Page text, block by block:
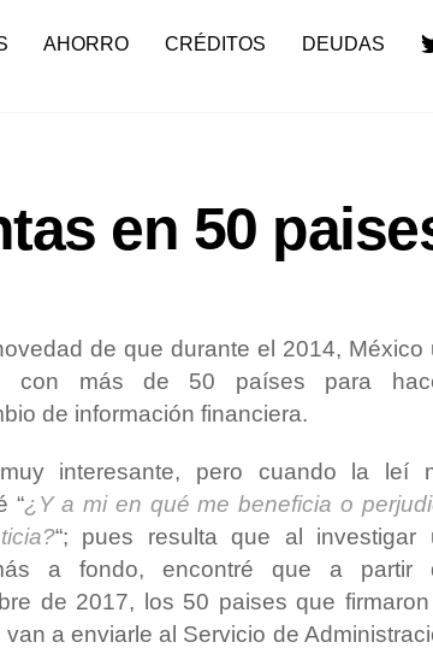
AHORRO CRÉDITOS DEUDAS
en 50
de que durante el 2014, México
con más de 50 países para
de información financiera.
interesante, pero cuando la leí
“¿Y a mi en qué me beneficia o
“; pues resulta que al investigar
a fondo, encontré que a partir
de 2017, los 50 paises que
van a enviarle al Servicio de